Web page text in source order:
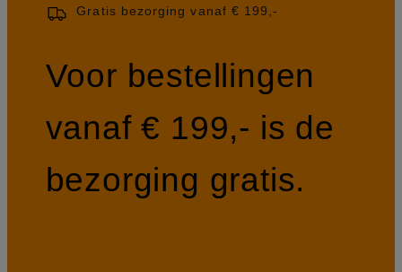
Gratis bezorging vanaf € 199,-
Voor bestellingen
vanaf € 199,- is de
bezorging gratis.